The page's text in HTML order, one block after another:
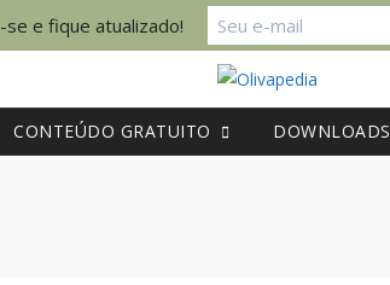
CONTEÚDO GRATUITO DOWNLOADS
se e fique atualizado!